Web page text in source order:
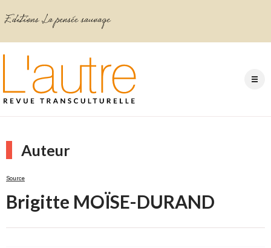
Auteur
Source
Brigitte MOÏSE-DURAND